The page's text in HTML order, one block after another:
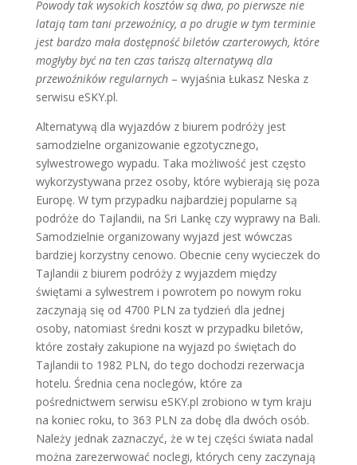
Powody tak wysokich kosztów są dwa, po pierwsze nie
latają tam tani przewoźnicy, a po drugie w tym terminie
jest bardzo mała dostępność biletów czarterowych, które
mogłyby być na ten czas tańszą alternatywą dla
przewoźników regularnych– wyjaśnia Łukasz Neska z
serwisu eSKY.pl.
Alternatywą dla wyjazdów z biurem podróży jest
samodzielne organizowanie egzotycznego,
sylwestrowego wypadu. Taka możliwość jest często
wykorzystywana przez osoby, które wybierają się poza
Europę. W tym przypadku najbardziej popularne są
podróże do Tajlandii, na Sri Lankę czy wyprawy na Bali.
Samodzielnie organizowany wyjazd jest wówczas
bardziej korzystny cenowo. Obecnie ceny wycieczek do
Tajlandii z biurem podróży z wyjazdem między
świętami a sylwestrem i powrotem po nowym roku
zaczynają się od 4700 PLN za tydzień dla jednej
osoby, natomiast średni koszt w przypadku biletów,
które zostały zakupione na wyjazd po świętach do
Tajlandii to 1982 PLN, do tego dochodzi rezerwacja
hotelu. Średnia cena noclegów, które za
pośrednictwem serwisu eSKY.pl zrobiono w tym kraju
na koniec roku, to 363 PLN za dobę dla dwóch osób.
Należy jednak zaznaczyć, że w tej części świata nadal
można zarezerwować noclegi, których ceny zaczynają